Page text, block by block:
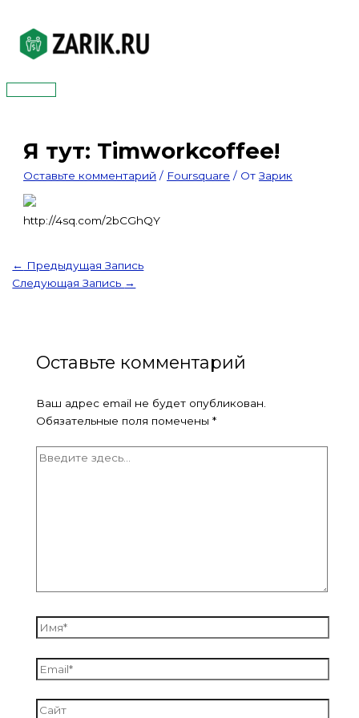
содержимому
Главное
Я тут: Timworkcoffee!
Оставьте комментарий / Foursquare / ОтЗарик
http://4sq.com/2bCGhQY
← Предыдущая Запись
Следующая Запись →
Оставьте комментарий
Ваш адрес email не будет опубликован.
Обязательные поля помечены *
Введите
Имя*
Email*
Сайт